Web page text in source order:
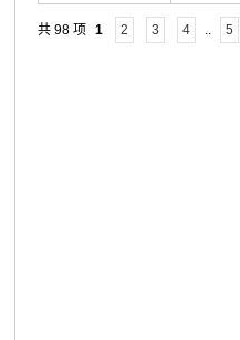
共 98 项 1 2 3 4 .. 5